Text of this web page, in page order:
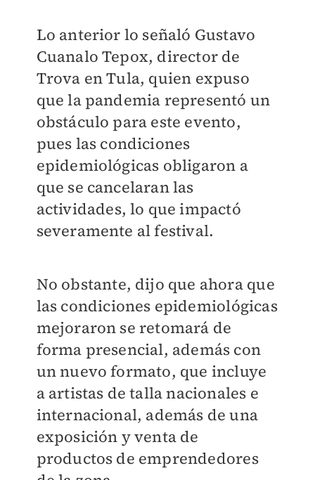
Lo anterior lo señaló Gustavo
Cuanalo Tepox, director de
Trova en Tula, quien expuso
que la pandemia representó un
obstáculo para este evento,
pues las condiciones
epidemiológicas obligaron a
que se cancelaran las
actividades, lo que impactó
severamente al festival.
No obstante, dijo que ahora que
las condiciones epidemiológicas
mejoraron se retomará de
forma presencial, además con
un nuevo formato, que incluye
a artistas de talla nacionales e
internacional, además de una
exposición y venta de
productos de emprendedores